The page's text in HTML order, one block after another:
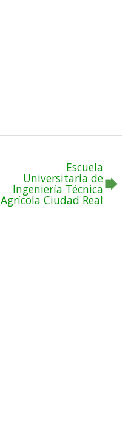
Escuela
Universitaria de
Ingeniería Técnica
Agrícola Ciudad Real